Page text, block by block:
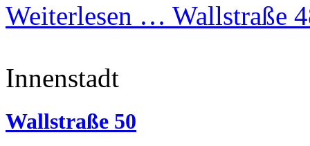
Weiterlesen … Wallstraße
Innenstadt
Wallstraße 50